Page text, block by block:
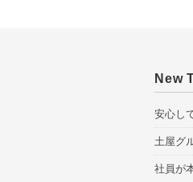
New
安心し
土屋グ
社員が